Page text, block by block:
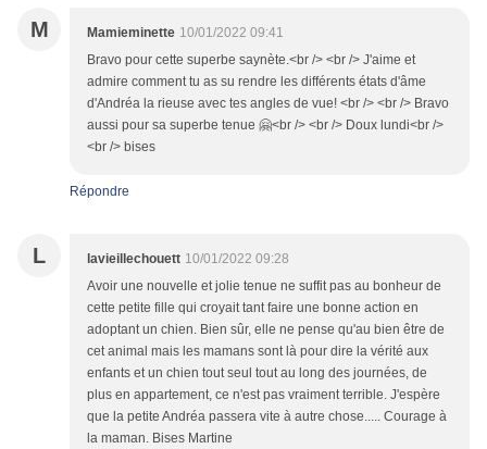
M Mamieminette 10/01/2022 09:41
Bravo pour cette superbe saynète.<br /> <br /> J'aime et
admire comment tu as su rendre les différents états d'âme
d'Andréa la rieuse avec tes angles de vue! <br /> <br /> Bravo
aussi pour sa superbe tenue 🤗<br /> <br /> Doux lundi<br />
<br /> bises
Répondre
L lavieillechouett 10/01/2022 09:28
Avoir une nouvelle et jolie tenue ne suffit pas au bonheur de
cette petite fille qui croyait tant faire une bonne action en
adoptant un chien. Bien sûr, elle ne pense qu'au bien être de
cet animal mais les mamans sont là pour dire la vérité aux
enfants et un chien tout seul tout au long des journées, de
plus en appartement, ce n'est pas vraiment terrible. J'espère
que la petite Andréa passera vite à autre chose..... Courage à
la maman. Bises Martine